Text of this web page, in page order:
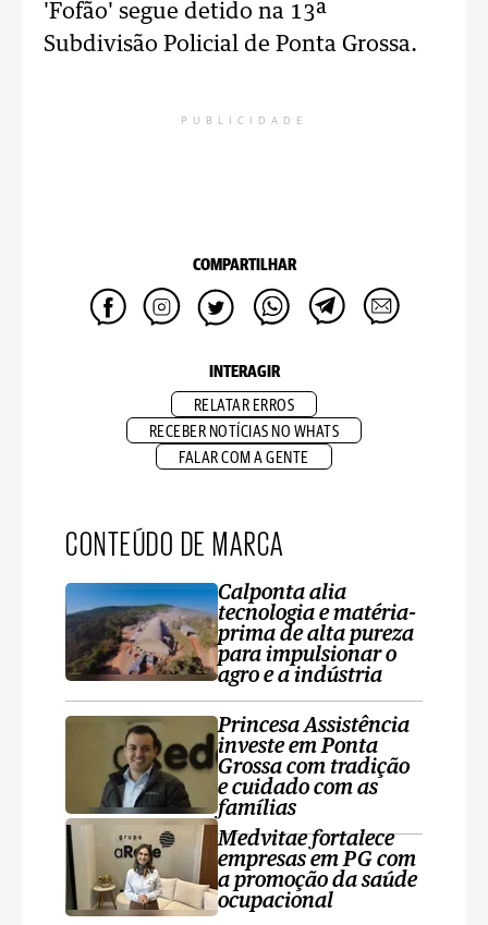
'Fofão' segue detido na 13ª
Subdivisão Policial de Ponta Grossa.
PUBLICIDADE
COMPARTILHAR
INTERAGIR
RELATAR ERROS
RECEBER NOTÍCIAS NO WHATS
FALAR COM A GENTE
CONTEÚDO DE MARCA
Calponta alia
tecnologia e matéria-
prima de alta pureza
para impulsionar o
agro e a indústria
Princesa Assistência
investe em Ponta
Grossa com tradição
e cuidado com as
famílias
Medvitae fortalece
empresas em PG com
a promoção da saúde
ocupacional